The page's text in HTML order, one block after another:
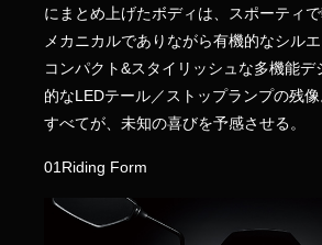
にまとめ上げたボディは、スポーティで
メカニカルでありながら有機的なシルエ
コンパクト&スタイリッシュな多機能デ
的なLEDテール／ストップランプの残像
すべてが、未知の喜びを予感させる。
01Riding Form